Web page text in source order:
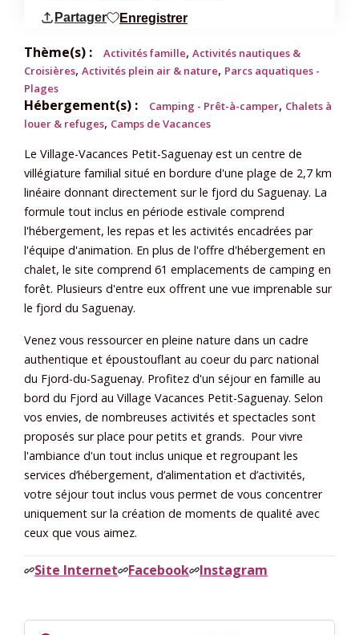
Partager Enregistrer
Thème(s) : Activités famille, Activités nautiques &
Croisières, Activités plein air & nature, Parcs aquatiques -
Plages
Hébergement(s) : Camping - Prêt-à-camper, Chalets à
louer & refuges, Camps de Vacances
Le Village-Vacances Petit-Saguenay est un centre de
villégiature familial situé en bordure d'une plage de 2,7 km
linéaire donnant directement sur le fjord du Saguenay. La
formule tout inclus en période estivale comprend
l'hébergement, les repas et les activités encadrées par
l'équipe d'animation. En plus de l'offre d'hébergement en
chalet, le site comprend 61 emplacements de camping en
forêt. Plusieurs d'entre eux offrent une vue imprenable sur
le fjord du Saguenay.
Venez vous ressourcer en pleine nature dans un cadre
authentique et époustouflant au coeur du parc national
du Fjord-du-Saguenay. Profitez d'un séjour en famille au
bord du Fjord au Village Vacances Petit-Saguenay. Selon
vos envies, de nombreuses activités et spectacles sont
proposés sur place pour petits et grands. Pour vivre
l'ambiance d'un tout inclus unique et regroupant les
services d’hébergement, d’alimentation et d’activités,
votre séjour tout inclus vous permet de vous concentrer
uniquement sur la création de moments de qualité avec
ceux que vous aimez.
Site Internet Facebook Instagram